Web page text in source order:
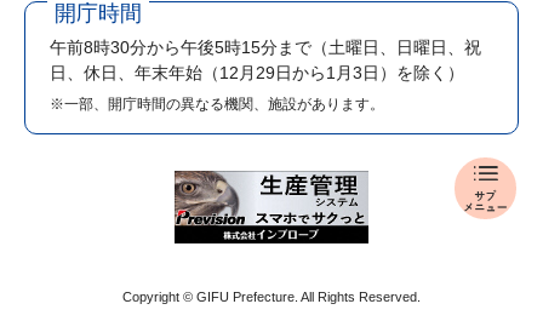
報
道
開庁時間
午前8時30分から午後5時15分まで （土曜日、日曜日、祝
日、休日、年末年始（12月29日から1月3日）を除く）
※一部、開庁時間の異なる機関、施設があります。
Copyright © GIFU Prefecture. All Rights Reserved.